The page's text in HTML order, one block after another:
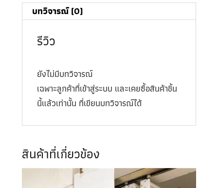
บทวิจารณ์ (0)
รีวิว
ยังไม่มีบทวิจารณ์
เฉพาะลูกค้าที่เข้าสู่ระบบ และเคยซื้อสินค้าชิ้น
นี้แล้วเท่านั้น ที่เขียนบทวิจารณ์ได้
สินค้าที่เกี่ยวข้อง